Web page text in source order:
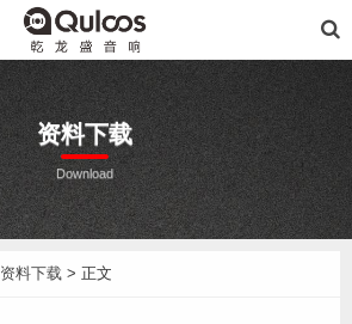
资料下载
Download
资料下载 > 正文